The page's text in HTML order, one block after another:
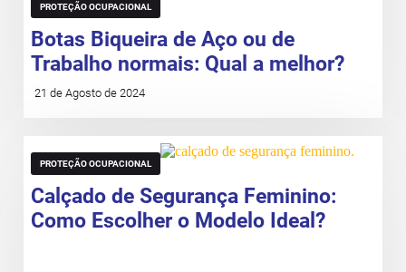
PROTEÇÃO OCUPACIONAL
Botas Biqueira de Aço ou de
Trabalho normais: Qual a melhor?
21 de Agosto de 2024
PROTEÇÃO OCUPACIONAL
Calçado de Segurança Feminino:
Como Escolher o Modelo Ideal?